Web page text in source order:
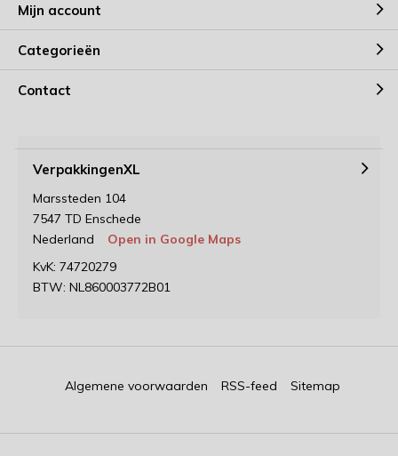
Mijn account
Categorieën
Contact
VerpakkingenXL
Marssteden 104
7547 TD Enschede
Nederland
Open in Google Maps
KvK: 74720279
BTW: NL860003772B01
Algemene voorwaarden RSS-feed Sitemap